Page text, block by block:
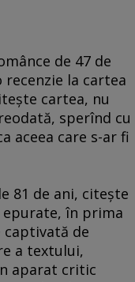
de 47 de
la cartea
cartea, nu
sperînd cu
aceea care s-ar fi
81 de ani, citeşte
în prima
captivată de
a textului,
aparat critic